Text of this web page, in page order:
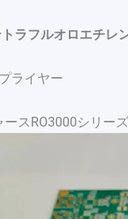
ラフルオロエチレ
ライヤー
ースRO3000シリー